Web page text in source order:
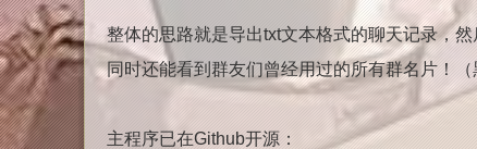
整体的思路就是导出txt文本格式的聊天记录，
同时还能看到群友们曾经用过的所有群名片！（
主程序已在Github开源：